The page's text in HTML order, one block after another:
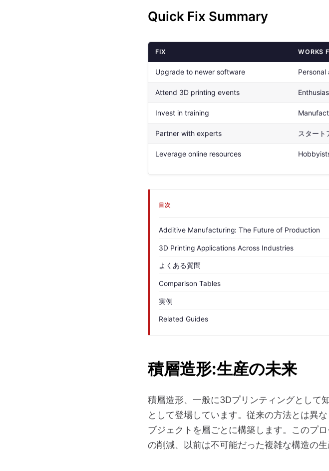
Quick Fix Summary
FIX WORKS
Upgrade to newer software
Attend 3D printing events
Invest in training
Partner with experts スタート
Leverage online resources
目次
Additive Manufacturing: The Future of Production
3D Printing Applications Across Industries
よくある質問
Comparison Tables
実例
Related Guides
積層造形:生産の未来
積層造形、一般に3Dプリンティングとして
として登場しています。従来の方法とは異
ブジェクトを層ごとに構築します。このプ
の削減、以前は不可能だった複雑な構造の生